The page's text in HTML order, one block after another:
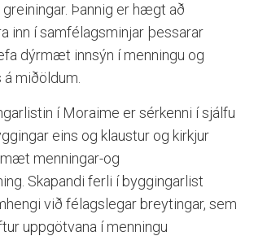
Þannig er hægt að
inn í samfélagsminjar þessarar
dýrmæt innsýn í menningu og
miðöldum.
í Moraime er sérkenni í sjálfu
eins og klaustur og kirkjur
menningar-og
Skapandi ferli í byggingarlist
við félagslegar breytingar, sem
uppgötvana í menningu